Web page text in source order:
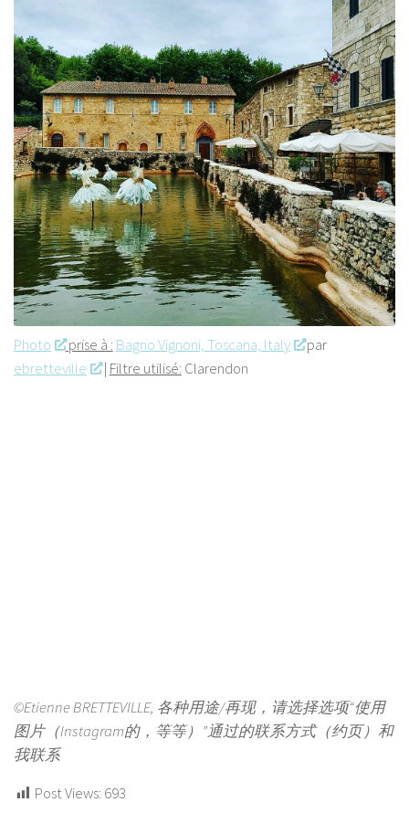
Photo prise à : Bagno Vignoni, Toscana, Italy
par
ebretteville
| Filtre utilisé: Clarendon
©Etienne BRETTEVILLE, 各种用途/再现，请选择选项“使用
图片（Instagram的，等等）”通过的联系方式（约页）和
我联系
Post Views: 693